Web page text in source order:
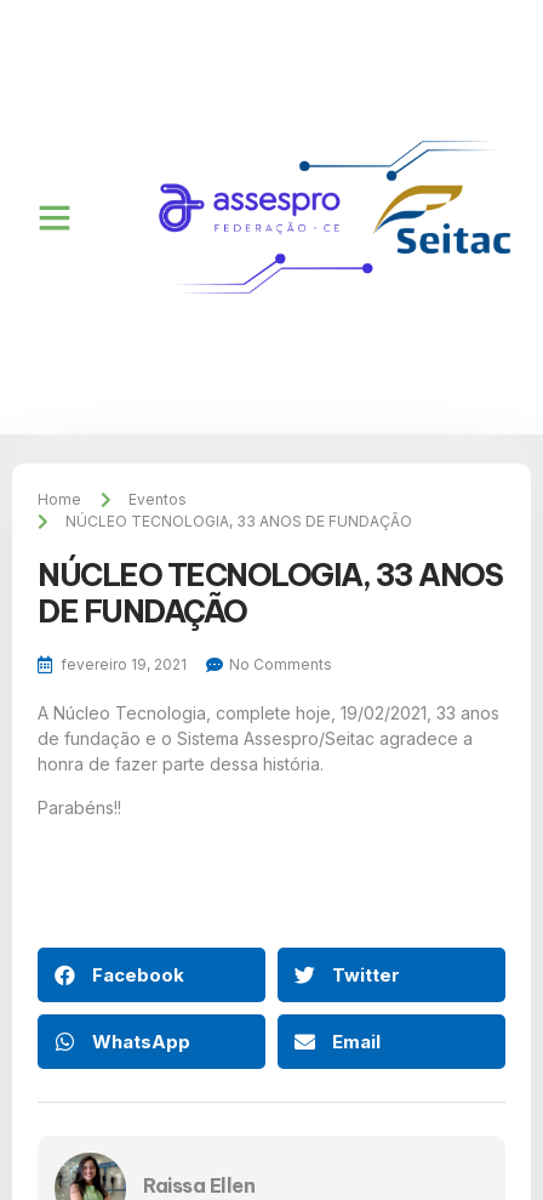
Home
Eventos
NÚCLEO TECNOLOGIA, 33 ANOS DE FUNDAÇÃO
NÚCLEO TECNOLOGIA, 33 ANOS
DE FUNDAÇÃO
fevereiro 19, 2021 No Comments
A Núcleo Tecnologia, complete hoje, 19/02/2021, 33 anos
de fundação e o Sistema Assespro/Seitac agradece a
honra de fazer parte dessa história.
Parabéns!!
Facebook Twitter
WhatsApp Email
Raissa Ellen